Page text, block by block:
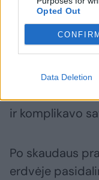
Opted Out
Data Deletion
Vilniečiai
buvo
ir komplikavo
Po skaudaus
erdvėje